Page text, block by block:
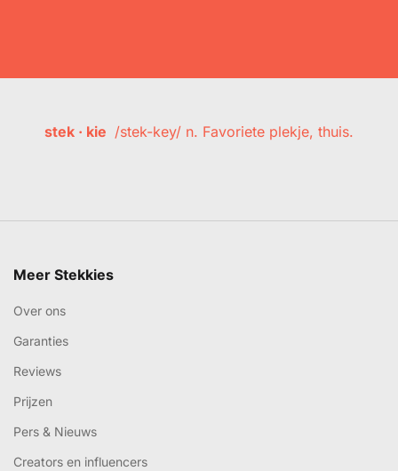
stek · kie /stek-key/ n. Favoriete plekje, thuis.
Meer Stekkies
Over ons
Garanties
Reviews
Prijzen
Pers & Nieuws
Creators en influencers